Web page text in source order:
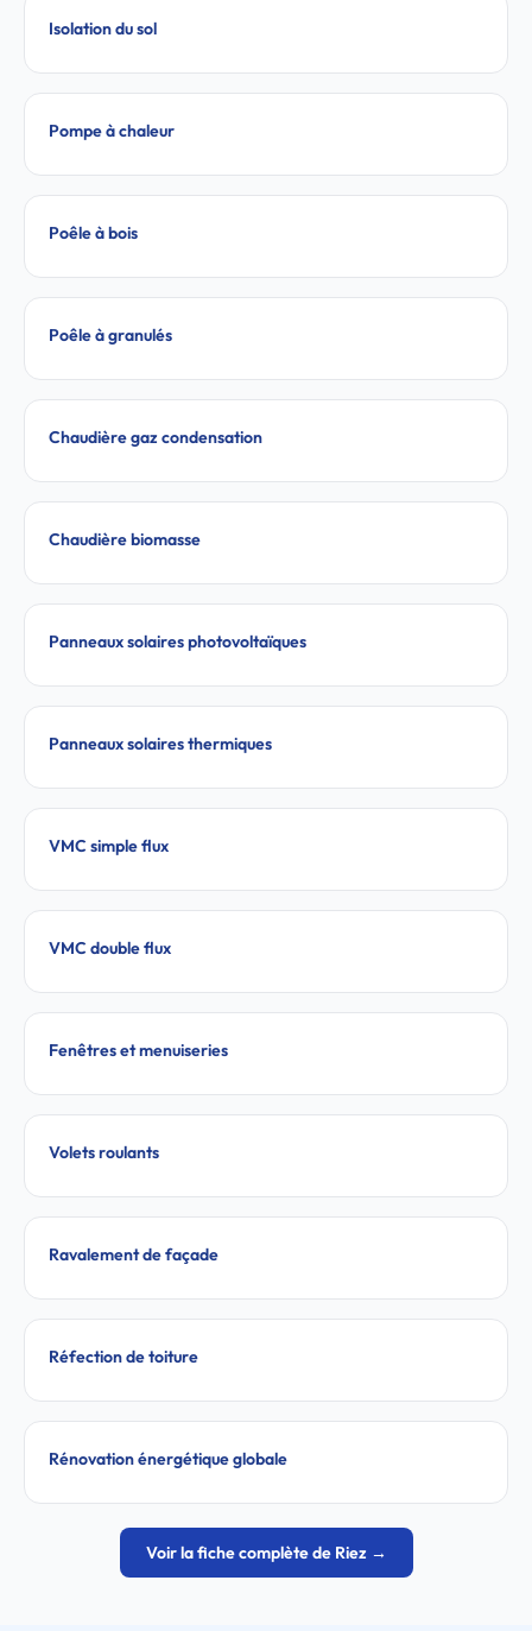
Isolation du sol
Pompe à chaleur
Poêle à bois
Poêle à granulés
Chaudière gaz condensation
Chaudière biomasse
Panneaux solaires photovoltaïques
Panneaux solaires thermiques
VMC simple flux
VMC double flux
Fenêtres et menuiseries
Volets roulants
Ravalement de façade
Réfection de toiture
Rénovation énergétique globale
Voir la fiche complète de Riez →